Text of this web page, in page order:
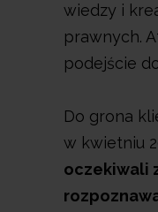
wiedzy i
prawnych.
podejście
Do grona
w kwietniu
oczekiwali